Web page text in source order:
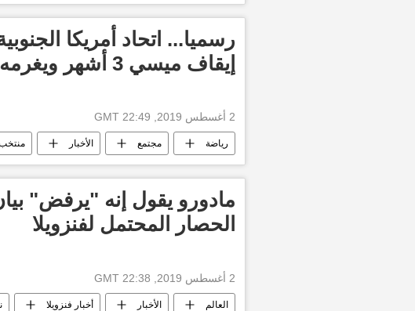
أخبار السودان اليوم
رسميا... اتحاد أمريكا
إيقاف ميسي 3 أشهر ويغرمه
2 أغسطس 2019, 22:49 GMT
رياضة مجتمع الأخبار منتخب
مادورو يقول إنه "يرفض"
الحصار المحتمل لفنزويلا
2 أغسطس 2019, 22:38 GMT
العالم الأخبار أخبار فنزويلا